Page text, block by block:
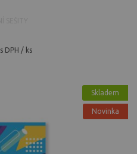
s DPH / ks
Skladem
Novinka